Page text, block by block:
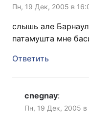
Пн, 19 Дек, 2005 в
слышь але
патамушта мне
Ответить
cnegnay:
Пн, 19 Дек, 2005 в